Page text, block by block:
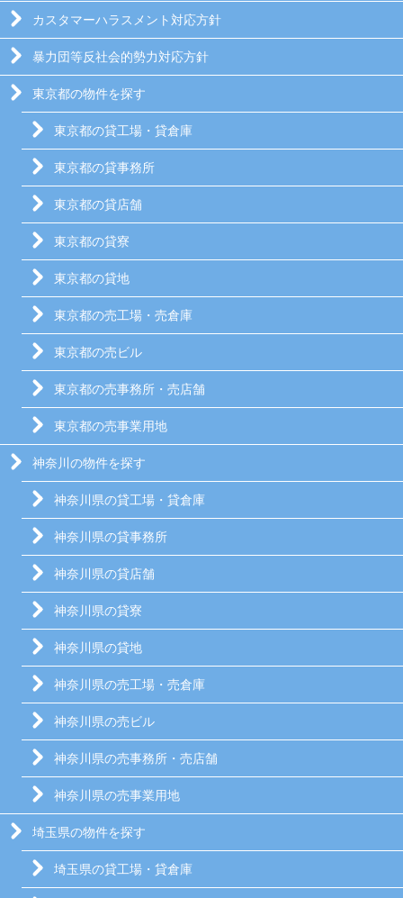
カスタマーハラスメント対応方針
暴力団等反社会的勢力対応方針
東京都の物件を探す
東京都の貸工場・貸倉庫
東京都の貸事務所
東京都の貸店舗
東京都の貸寮
東京都の貸地
東京都の売工場・売倉庫
東京都の売ビル
東京都の売事務所・売店舗
東京都の売事業用地
神奈川の物件を探す
神奈川県の貸工場・貸倉庫
神奈川県の貸事務所
神奈川県の貸店舗
神奈川県の貸寮
神奈川県の貸地
神奈川県の売工場・売倉庫
神奈川県の売ビル
神奈川県の売事務所・売店舗
神奈川県の売事業用地
埼玉県の物件を探す
埼玉県の貸工場・貸倉庫